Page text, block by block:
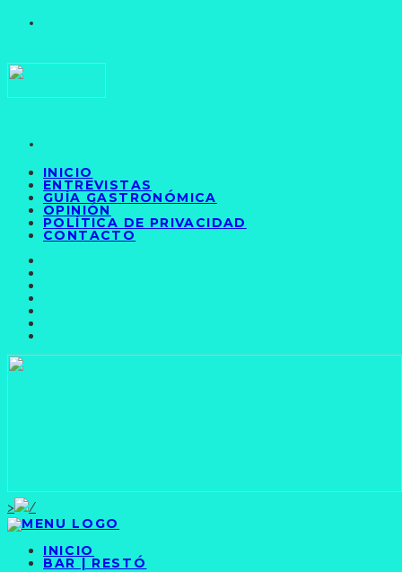
INICIO
ENTREVISTAS
GUÍA GASTRONÓMICA
OPINIÓN
POLÍTICA DE PRIVACIDAD
CONTACTO
>
INICIO
BAR | RESTÓ